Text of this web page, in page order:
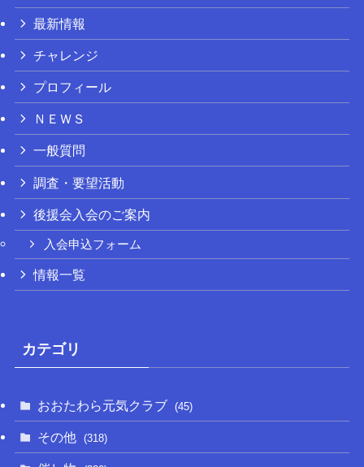
最新情報
チャレンジ
プロフィール
ＮＥＷＳ
一般質問
調査・要望活動
後援会入会のご案内
入会申込フォーム
情報一覧
カテゴリ
おおたわら元気クラブ (45)
その他 (318)